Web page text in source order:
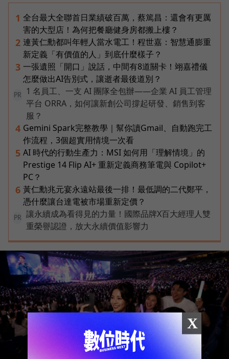
1 全台最大全聯首日業績破百萬，蔡篤昌：還會有更厲
害的大型店！為何把餐廳健身房都搬上樓？
2 連黃仁勳都叫年輕人當水電工！程世嘉：智慧通膨重
新定義「有價值的人」到底什麼樣子？
3 一張遺照「開口」說話，中間有8道關卡！翊嘉禮儀
怎麼做出AI告別式，讓逝者最後道別？
PR
1 名員工、一支 AI 團隊全包辦——企業 AI 員工管理
平台 ORRA，如何讓新創公司撐起研發、銷售到客
服？
4 Gemini Spark完整教學｜幫你讀Gmail、自動跑完工
作流程，3個超實用情境一次看
5 AI 時代的行動生產力：MSI 如何用「理解情境」的
Prestige 14 Flip AI+ 重新定義商務筆電與 Copilot+
PC？
6 黃仁勳兆元宴永遠站最後一排！最低調的二代鄭平，
憑什麼讓台達電被市場重新定價？
PR
讓永續成為看得見的力量！國際品牌X百大經理人雙
重榮譽認證，放大永續價值影響力
X